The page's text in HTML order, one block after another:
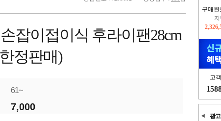
구매완
고
광고
잡이접이식 후라이팬28cm
정판매)
61~
7,000